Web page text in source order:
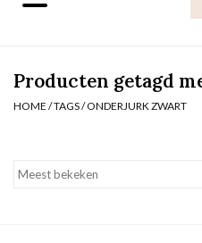
Slip
Nachtmode
Producten getagd
HOME /TAGS/ONDERJURK ZWART